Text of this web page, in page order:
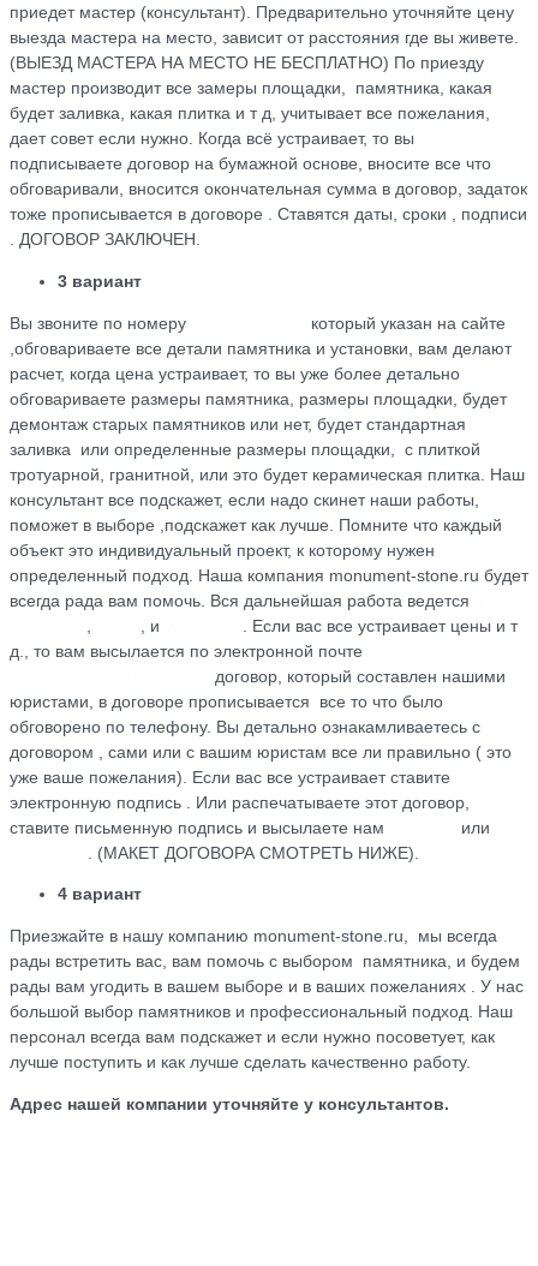
приедет мастер (консультант). Предварительно уточняйте цену
выезда мастера на место, зависит от расстояния где вы живете.
(ВЫЕЗД МАСТЕРА НА МЕСТО НЕ БЕСПЛАТНО) По приезду
мастер производит все замеры площадки, памятника, какая
будет заливка, какая плитка и т д, учитывает все пожелания,
дает совет если нужно. Когда всё устраивает, то вы
подписываете договор на бумажной основе, вносите все что
обговаривали, вносится окончательная сумма в договор, задаток
тоже прописывается в договоре . Ставятся даты, сроки , подписи
. ДОГОВОР ЗАКЛЮЧЕН.
3 вариант
Вы звоните по номеру
который указан на сайте
,обговариваете все детали памятника и установки, вам делают
расчет, когда цена устраивает, то вы уже более детально
обговариваете размеры памятника, размеры площадки, будет
демонтаж старых памятников или нет, будет стандартная
заливка или определенные размеры площадки, с плиткой
тротуарной, гранитной, или это будет керамическая плитка. Наш
консультант все подскажет, если надо скинет наши работы,
поможет в выборе ,подскажет как лучше. Помните что каждый
объект это индивидуальный проект, к которому нужен
определенный подход. Наша компания monument-stone.ru будет
всегда рада вам помочь. Вся дальнейшая работа ведется
, и
. Если вас все устраивает цены и т
д., то вам высылается по электронной почте
договор, который cоставлен нашими
юристами, в договоре прописывается все то что было
обговорено по телефону. Вы детально ознакамливаетесь с
договором , сами или с вашим юристам все ли правильно ( это
уже ваше пожелания). Если вас все устраивает ставите
электронную подпись . Или распечатываете этот договор,
ставите письменную подпись и высылаете нам
или
. (МАКЕТ ДОГОВОРА СМОТРЕТЬ НИЖЕ).
4 вариант
Приезжайте в нашу компанию monument-stone.ru, мы всегда
рады встретить вас, вам помочь с выбором памятника, и будем
рады вам угодить в вашем выборе и в ваших пожеланиях . У нас
большой выбор памятников и профессиональный подход. Наш
персонал всегда вам подскажет и если нужно посоветует, как
лучше поступить и как лучше сделать качественно работу.
Адрес нашей компании уточняйте у консультантов.